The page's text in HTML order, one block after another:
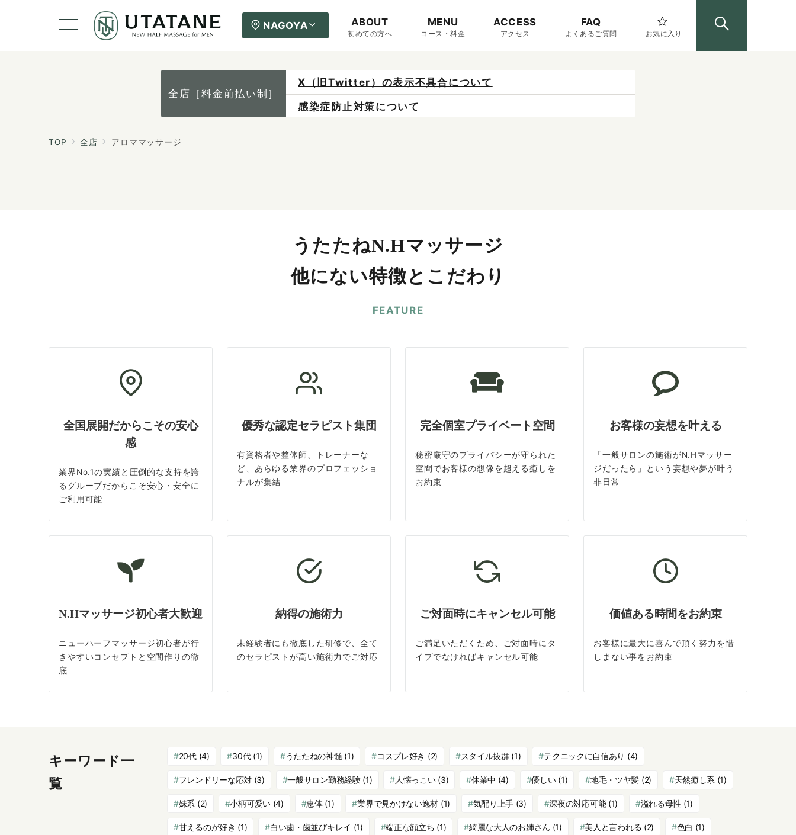
NAGOYA ABOUT
初めての方へ
MENU
コース・料金
ACCESS
アクセス
FAQ
よくあるご質問 お気に入り
全店［料金前払い制］
X（旧Twitter）の表示不具合について
感染症防止対策について
TOP 全店 アロママッサージ
うたたねN.Hマッサージ
他にない特徴とこだわり
FEATURE
全国展開だからこその安心
感
業界No.1の実績と圧倒的な支持を誇
るグループだからこそ安心・安全に
ご利用可能
優秀な認定セラピスト集団
有資格者や整体師、トレーナーな
ど、あらゆる業界のプロフェッショ
ナルが集結
完全個室プライベート空間
秘密厳守のプライバシーが守られた
空間でお客様の想像を超える癒しを
お約束
お客様の妄想を叶える
「一般サロンの施術がN.Hマッサー
ジだったら」という妄想や夢が叶う
非日常
N.Hマッサージ初心者大歓迎
ニューハーフマッサージ初心者が行
きやすいコンセプトと空間作りの徹
底
納得の施術力
未経験者にも徹底した研修で、全て
のセラピストが高い施術力でご対応
ご対面時にキャンセル可能
ご満足いただくため、ご対面時にタ
イプでなければキャンセル可能
価値ある時間をお約束
お客様に最大に喜んで頂く努力を惜
しまない事をお約束
キーワード一
覧
20代(4) 30代(1) うたたねの神髄 (1) コスプレ好き (2) スタイル抜群(1) テクニックに自信あり (4)
フレンドリーな応対 (3) 一般サロン勤務経験(1) 人懐っこい(3) 休業中 (4) 優しい(1) 地毛・ツヤ髪 (2) 天然癒し系 (1)
妹系 (2) 小柄可愛い(4) 恵体(1) 業界で見かけない逸材 (1) 気配り上手 (3) 深夜の対応可能(1) 溢れる母性 (1)
甘えるのが好き (1) 白い歯・歯並びキレイ (1) 端正な顔立ち (1) 綺麗な大人のお姉さん (1) 美人と言われる (2) 色白 (1)